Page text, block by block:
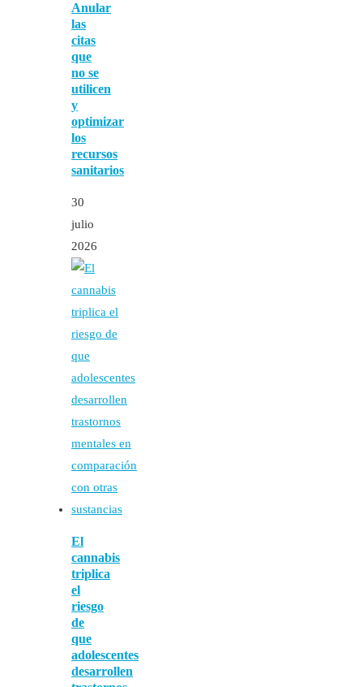
Anular
las
citas
que
no se
utilicen
y
optimizar
los
recursos
sanitarios
30
julio
2026
El
cannabis
triplica
el
riesgo
de
que
adolescentes
desarrollen